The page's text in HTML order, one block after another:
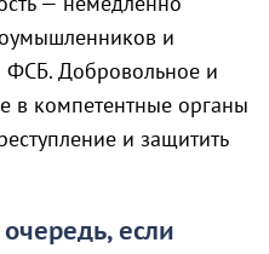
и
ФСБ. Добровольное и
в компетентные органы
и защитить
если